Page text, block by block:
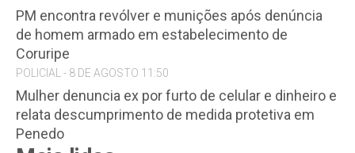
PM encontra revólver e munições após denúncia
de homem armado em estabelecimento de
Coruripe
POLICIAL - 8 DE AGOSTO 11:50
Mulher denuncia ex por furto de celular e dinheiro e
relata descumprimento de medida protetiva em
Penedo